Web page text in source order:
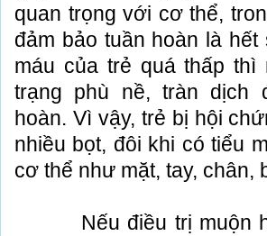
quan trọng với cơ thể,
đảm bảo tuần hoàn là
máu của trẻ quá thấp
trạng phù nề, tràn dịch
hoàn. Vì vậy, trẻ bị hội
nhiều bọt, đôi khi có tiểu
cơ thể như mặt, tay,
Nếu điều trị muộn